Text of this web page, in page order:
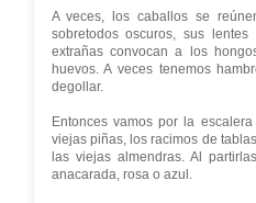
A veces, los caballos se
sobretodos oscuros, sus
extrañas convocan a los
huevos. A veces tenemos
degollar.
Entonces vamos por la
viejas piñas, los racimos de
las viejas almendras. Al
anacarada, rosa o azul.